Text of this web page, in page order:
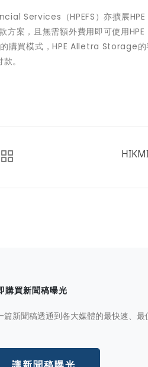
Services（HPEFS）亦擴展
案，且無需額外費用即可使用
買模式，HPE Alletra Storage的
。
購買新聞稿曝光
篇新聞稿透通到各大媒體的最快速、最